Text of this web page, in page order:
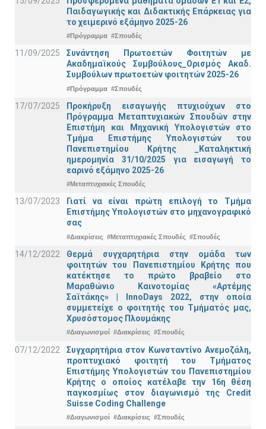
Παιδαγωγικής και Διδακτικής Επάρκειας για
το χειμερινό εξάμηνο 2025-26
#Πρόγραμμα #Σπουδές
11/09/2025
Συνάντηση Πρωτοετών Φοιτητών με
Ακαδημαϊκούς Συμβούλους_Ορισμός Ακαδ.
Συμβούλων πρωτοετών φοιτητών 2025-26
#Πρόγραμμα #Σπουδές
17/07/2025
Προκήρυξη εισαγωγής πτυχιούχων στo
Πρόγραμμα Μεταπτυχιακών Σπουδών στην
Επιστήμη και Μηχανική Υπολογιστών στο
Τμήμα Eπιστήμης Υπολογιστών του
Πανεπιστημίου Κρήτης _Καταληκτική
ημερομηνία 31/10/2025 για εισαγωγή το
εαρινό εξάμηνο 2025-26
#Μεταπτυχιακές Σπουδές
13/07/2023
Γιατί να είναι πρώτη επιλογή το Τμήμα
Επιστήμης Υπολογιστών στο μηχανογραφικό
σας
#Διακρίσεις #Μεταπτυχιακές Σπουδές #Σπουδές
14/12/2022
Θερμά συγχαρητήρια στην ομάδα των
φοιτητών του Πανεπιστημίου Κρήτης που
κατέκτησε το πρώτο βραβείο στο
Μαραθώνιο Καινοτομίας «Αρτέμης
Σαϊτάκης» | InnoDays 2022, στην οποία
συμμετείχε ο φοιτητής του Τμήματός μας,
Χρυσόστομος Πλουμάκης
#Διαγωνισμοί #Διακρίσεις #Σπουδές
07/12/2022
Συγχαρητήρια στον Κωνσταντίνο Ανεμοζάλη,
προπτυχιακό φοιτητή του Τμήματος
Επιστήμης Υπολογιστών του Πανεπιστημίου
Κρήτης ο οποίος κατέλαβε την 16η θέση
παγκοσμίως στον διαγωνισμό της Credit
Suisse Coding Challenge
#Διαγωνισμοί #Διακρίσεις #Σπουδές